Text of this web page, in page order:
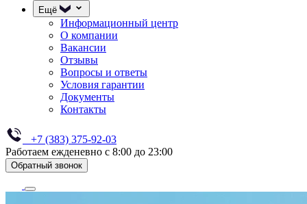
Ещё
Информационный центр
О компании
Вакансии
Отзывы
Вопросы и ответы
Условия гарантии
Документы
Контакты
+7 (383) 375-92-03
Работаем ежденевно с 8:00 до 23:00
Обратный звонок